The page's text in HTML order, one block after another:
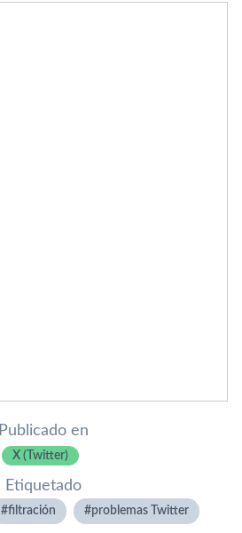
Publicado en
X (Twitter)
Etiquetado
filtración problemas Twitter